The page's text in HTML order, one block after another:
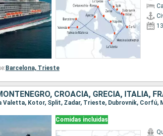
Barcelona, Trieste
CROACIA, GRECIA, ITALIA,
Comidas incluidas